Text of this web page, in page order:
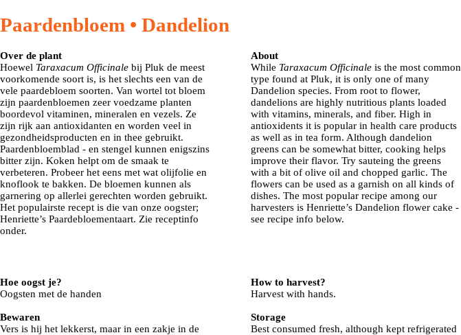
Paardenbloem • Dandelion
Over de plant
Hoewel Taraxacum Officinale bij Pluk de meest
voorkomende soort is, is het slechts een van de
vele paardebloem soorten. Van wortel tot bloem
zijn paardenbloemen zeer voedzame planten
boordevol vitaminen, mineralen en vezels. Ze
zijn rijk aan antioxidanten en worden veel in
gezondheidsproducten en in thee gebruikt.
Paardenbloemblad - en stengel kunnen enigszins
bitter zijn. Koken helpt om de smaak te
verbeteren. Probeer het eens met wat olijfolie en
knoflook te bakken. De bloemen kunnen als
garnering op allerlei gerechten worden gebruikt.
Het populairste recept is die van onze oogster;
Henriette’s Paardebloementaart. Zie receptinfo
onder.
About
While Taraxacum Officinale is the most common
type found at Pluk, it is only one of many
Dandelion species. From root to flower,
dandelions are highly nutritious plants loaded
with vitamins, minerals, and fiber. High in
antioxidents it is popular in health care products
as well as in tea form. Although dandelion
greens can be somewhat bitter, cooking helps
improve their flavor. Try sauteing the greens
with a bit of olive oil and chopped garlic. The
flowers can be used as a garnish on all kinds of
dishes. The most popular recipe among our
harvesters is Henriette’s Dandelion flower cake -
see recipe info below.
Hoe oogst je?
Oogsten met de handen
How to harvest?
Harvest with hands.
Bewaren
Vers is hij het lekkerst, maar in een zakje in de
Storage
Best consumed fresh, although kept refrigerated